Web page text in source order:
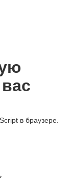
в браузере.